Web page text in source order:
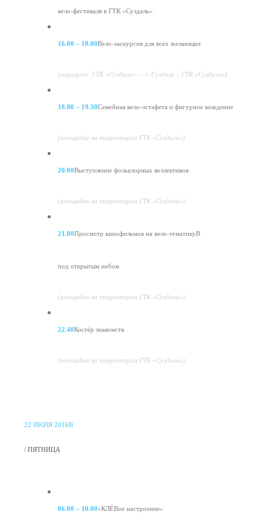
вело-фестиваля в ГТК «Суздаль».
16.00 – 18.00Вело-экскурсия для всех желающих
(маршрут: ГТК «Суздаль» — г. Суздаль – ГТК «Суздаль»).
18.00 – 19.30Семейная вело-эстафета и фигурное вождение
(площадка на территории ГТК «Суздаль»).
20.00Выступление фольклорных коллективов
(площадка на территории ГТК «Суздаль»).
21.00Просмотр кинофильмов на вело-тематикуВ
под открытым небом
(площадка на территории ГТК «Суздаль»).
22.40Костёр знакомств
(площадка на территории ГТК «Суздаль»).
22 ИЮЛЯ 2016В
/ ПЯТНИЦА
06.00 – 10.00«КЛЁВое настроение»